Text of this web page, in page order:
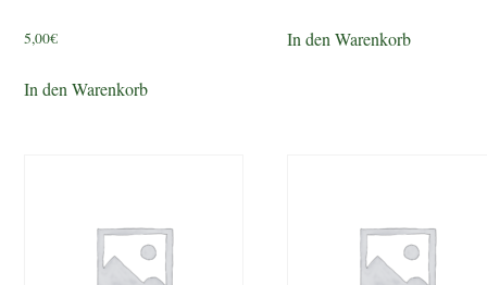
5,00€
In den Warenkorb
In den Warenkorb